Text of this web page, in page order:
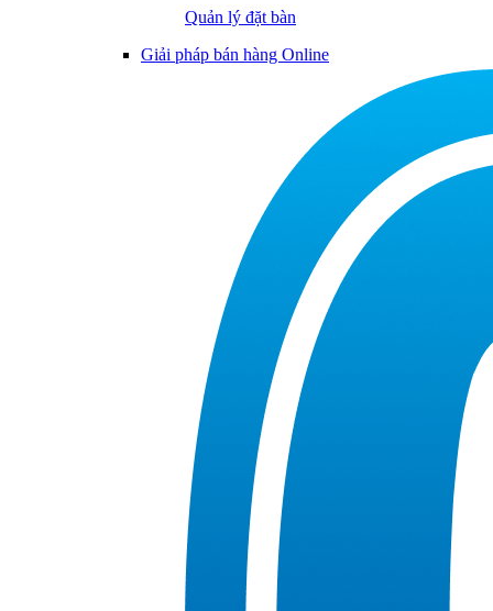
Quản lý đặt bàn
Giải pháp bán hàng Online